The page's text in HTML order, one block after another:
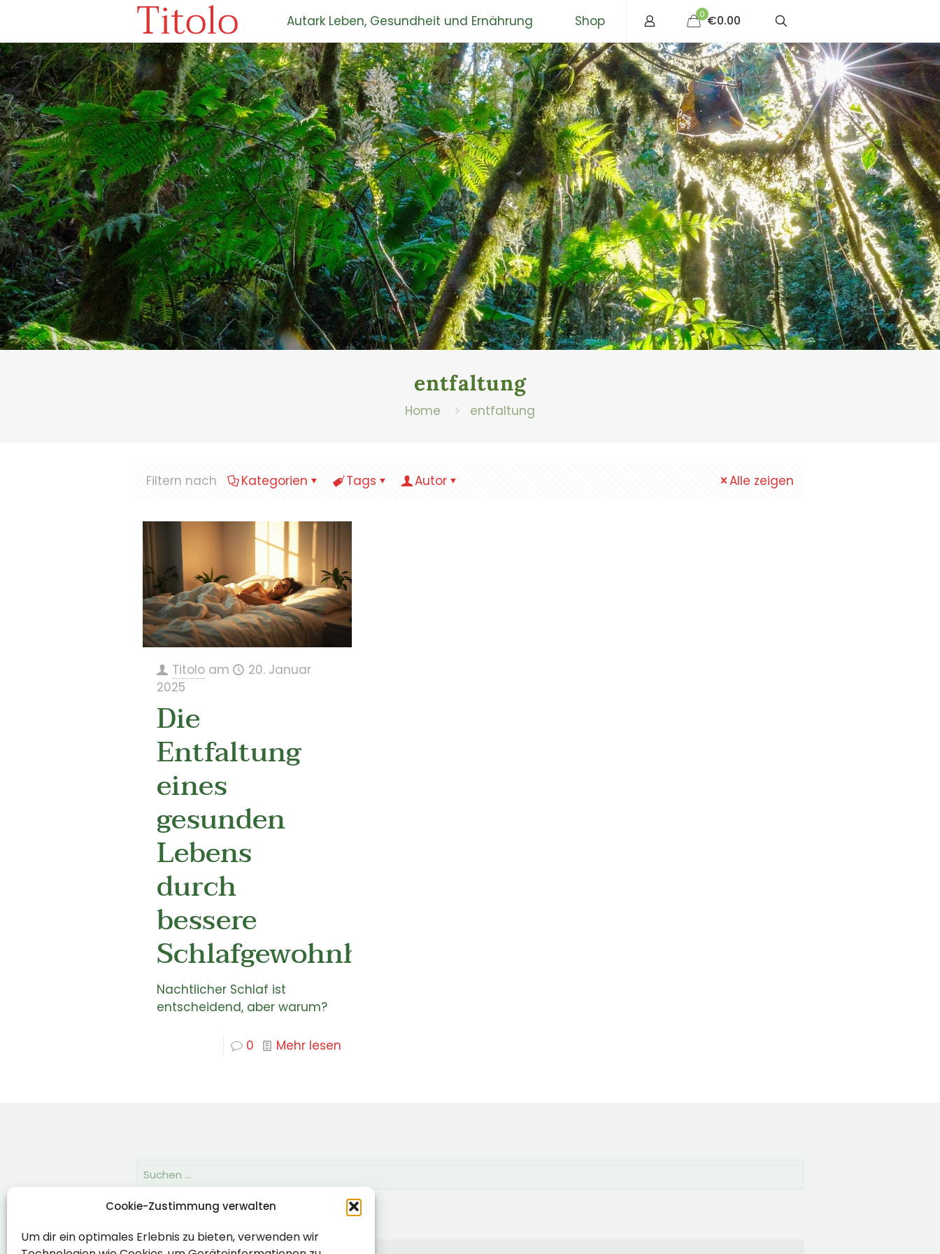
Cookie-Zustimmung verwalten
Um dir ein optimales Erlebnis zu bieten, verwenden wir
Titolo Autark Leben, Gesundheit und Ernährung Shop 0 €0.00
entfaltung
Home entfaltung
Filtern nach Kategorien Tags Autor Alle zeigen
Titolo am
20. Januar
2025
Die
Entfaltung
eines
gesunden
Lebens
durch
bessere
Schlafgewohnheiten
Nachtlicher Schlaf ist
entscheidend, aber warum?
0 Mehr lesen